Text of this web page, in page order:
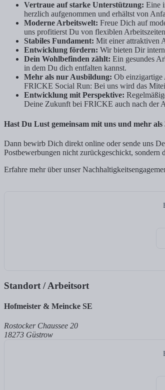
Vertraue auf starke Unterstützung: Eine
herzlich aufgenommen und erhältst von
Moderne Arbeitswelt: Freue Dich auf
uns profitierst Du von flexiblen
Stabiles Fundament: Mit einer attraktiven
Entwicklung fördern: Wir bieten Dir
Dein Wohlbefinden zählt: Ein gesundes
in dem Du dich entfalten kannst.
Mehr als nur Ausbildung: Ob
FRICKE Social Run: Bei uns wird das
Entwicklung mit Perspektive:
Deine Zukunft bei FRICKE auch nach der
Hast Du Lust gemeinsam mit uns und mehr
Dann bewirb Dich direkt online oder sende uns
Postbewerbungen nicht zurückgeschickt, sondern
Erfahre mehr über unser
Standort / Arbeitsort
Hofmeister & Meincke SE
Rostocker Chaussee 20
18273 Güstrow